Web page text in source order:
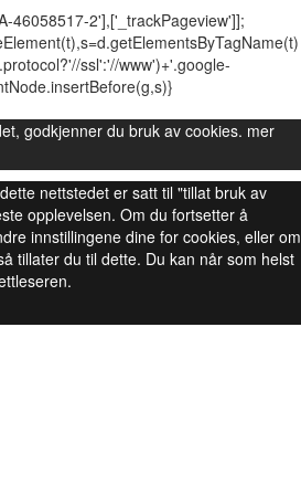
46058517-2'],['_trackPageview']];
ssl':'//www')+'.google-
godkjenner du bruk av cookies. mer
nettstedet er satt til "tillat bruk av
opplevelsen. Om du fortsetter å
innstillingene dine for cookies, eller om
tillater du til dette. Du kan når som helst